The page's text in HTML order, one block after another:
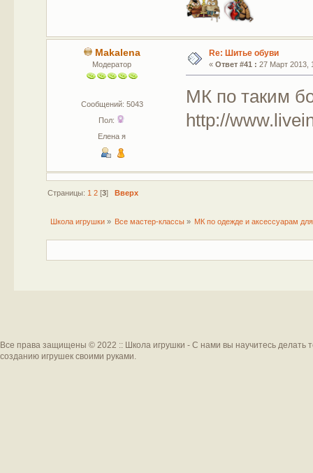
Makalena
Модератор
Сообщений: 5043
Пол:
Елена я
Re: Шитье обуви
« Ответ #41 : 27 Март 2013,
МК по таким
http://
Страницы: 1 2[3] Вверх
Школа игрушки» Все мастер-классы » МК по одежде и аксессуарам
Все права защищены © 2022 :: Школа игрушки - С нами вы научитесь делать
созданию игрушек своими руками.